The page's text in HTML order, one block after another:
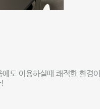
도 이용하실때 쾌적한 환경